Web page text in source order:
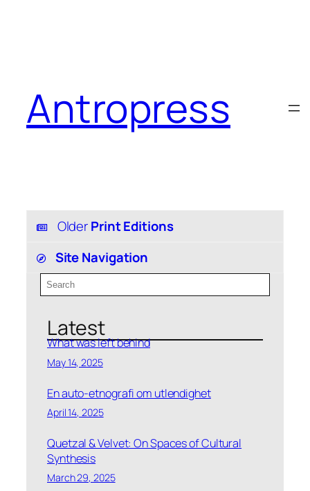
Antropress
OlderPrint Editions
Site Navigation
Archives
Top-categories:
All categories:
e
Latest
What was left behind
May 14, 2025
En auto-etnografi om utlendighet
April 14, 2025
Quetzal & Velvet: On Spaces of Cultural
Synthesis
March 29, 2025